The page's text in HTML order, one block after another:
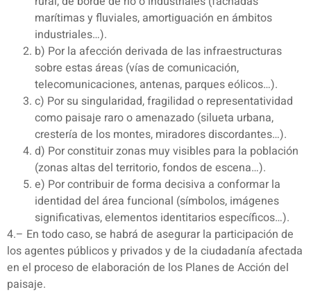
marítimas y fluviales, amortiguación en ámbitos
industriales…).
b) Por la afección derivada de las infraestructuras
sobre estas áreas (vías de comunicación,
telecomunicaciones, antenas, parques eólicos…).
c) Por su singularidad, fragilidad o representatividad
como paisaje raro o amenazado (silueta urbana,
crestería de los montes, miradores discordantes…).
d) Por constituir zonas muy visibles para la población
(zonas altas del territorio, fondos de escena…).
e) Por contribuir de forma decisiva a conformar la
identidad del área funcional (símbolos, imágenes
significativas, elementos identitarios específicos…).
4.– En todo caso, se habrá de asegurar la participación de
los agentes públicos y privados y de la ciudadanía afectada
en el proceso de elaboración de los Planes de Acción del
paisaje.